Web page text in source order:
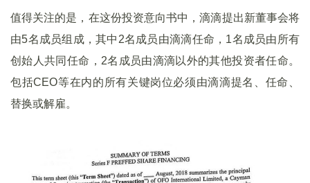
值得关注的是，在这份投资意向书中，滴滴提出新董事会将
由5名成员组成，其中2名成员由滴滴任命，1名成员由所有
创始人共同任命，2名成员由滴滴以外的其他投资者任命。
包括CEO等在内的所有关键岗位必须由滴滴提名、任命、
替换或解雇。